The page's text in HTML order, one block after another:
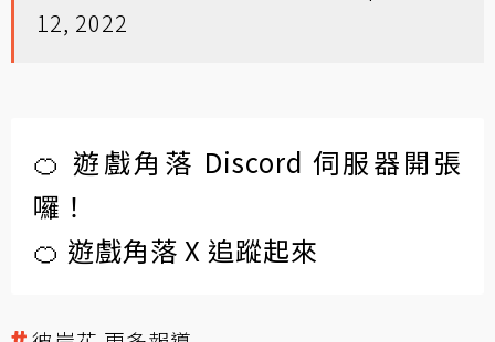
12, 2022
🍊 遊戲角落 Discord 伺服器開張
囉！
🍊 遊戲角落 X 追蹤起來